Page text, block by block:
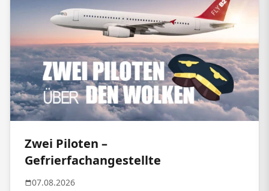
Zwei Piloten –
Gefrierfachangestellte
07.08.2026